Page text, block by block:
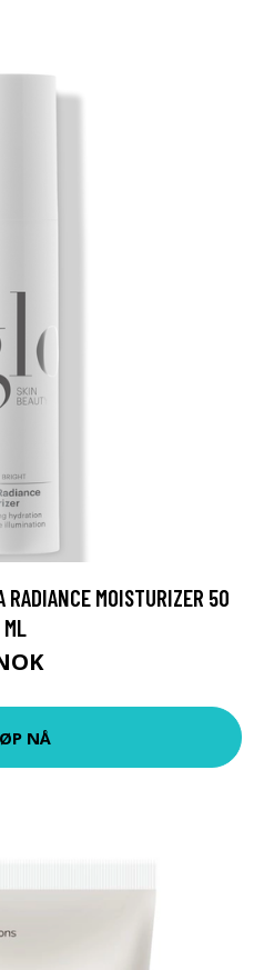
RADIANCE MOISTURIZER 50
ML
NÅ